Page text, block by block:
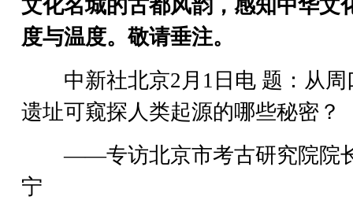
文化名城的古都风韵，感知中华文
度与温度。敬请垂注。
中新社北京2月1日电 题：从周
遗址可窥探人类起源的哪些秘密？
——专访北京市考古研究院院
宁